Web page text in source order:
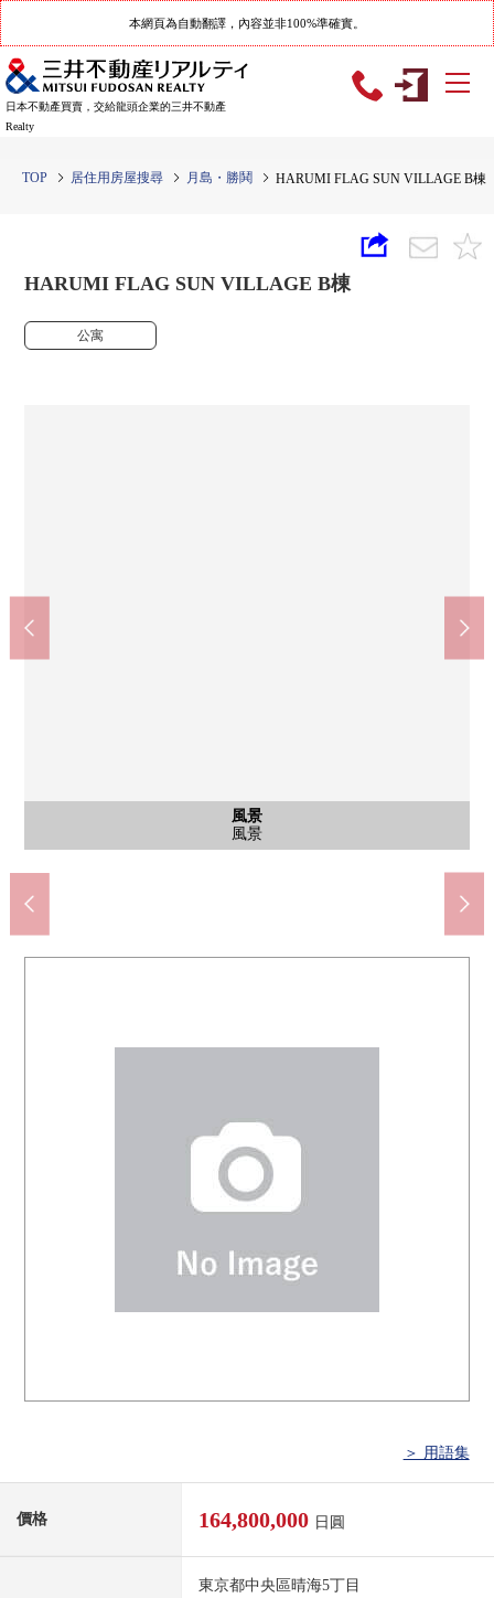
本網頁為自動翻譯，內容並非100%準確實。
日本不動產買賣，交給龍頭企業的三井不動產
Realty
TOP 居住用房屋搜尋 月島・勝鬨 HARUMI FLAG SUN VILLAGE B棟
HARUMI FLAG SUN VILLAGE B棟
公寓
風景
風景
外觀
外觀
外觀
外觀
航空照片
航空照片
航空照片
航空照片
航空照片
航空照片
入口
入口
外觀
外觀
大廳
大廳
共有部分
共有部分
共有部分
共有部分
晴海西小學(約320m)
晴海西中學校(約320m)
峰會商店LaLa terrace HARUMI FLAG店(約200m)
晴海碼頭公園(約160m)
＞ 用語集
價格 164,800,000 日圓
東京都中央區晴海5丁目